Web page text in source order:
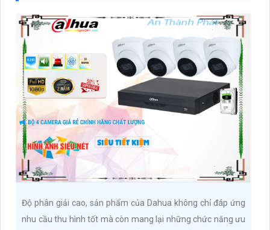
Độ phân giải cao, sản phẩm của Dahua không chỉ đáp ứng
nhu cầu thu hình tốt mà còn mang lại những chức năng ưu